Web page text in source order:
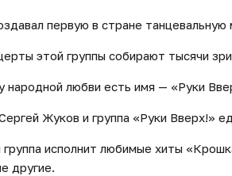
первую в стране танцевальную
этой группы собирают тысячи
народной любви есть имя — «Руки
Жуков и группа «Руки Вверх!»
группа исполнит любимые хиты
другие.